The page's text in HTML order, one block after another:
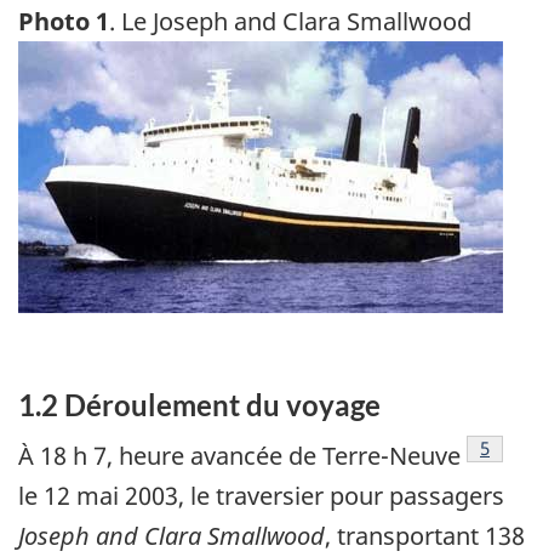
Photo 1. Le Joseph and Clara Smallwood
Image
1.2 Déroulement du voyage
À 18 h 7, heure avancée de Terre-Neuve Note
5
le 12 mai 2003, le traversier pour passagers
Joseph and Clara Smallwood, transportant 138